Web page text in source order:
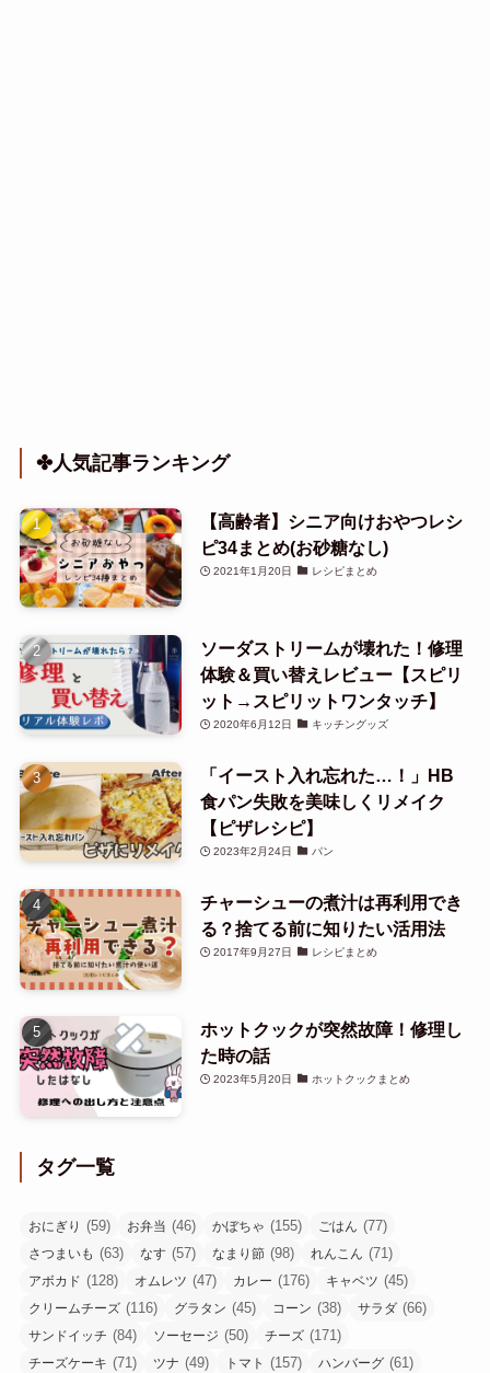
✤人気記事ランキング
【高齢者】シニア向けおやつレシ
ピ34まとめ(お砂糖なし)
2021年1月20日 レシピまとめ
ソーダストリームが壊れた！修理
体験＆買い替えレビュー【スピリ
ット→スピリットワンタッチ】
2020年6月12日 キッチングッズ
「イースト入れ忘れた…！」HB
食パン失敗を美味しくリメイク
【ピザレシピ】
2023年2月24日 パン
チャーシューの煮汁は再利用でき
る？捨てる前に知りたい活用法
2017年9月27日 レシピまとめ
ホットクックが突然故障！修理し
た時の話
2023年5月20日 ホットクックまとめ
タグ一覧
おにぎり (59) お弁当 (46) かぼちゃ (155) ごはん (77)
さつまいも (63) なす (57) なまり節 (98) れんこん (71)
アボカド (128) オムレツ (47) カレー (176) キャベツ (45)
クリームチーズ (116) グラタン (45) コーン (38) サラダ (66)
サンドイッチ (84) ソーセージ (50) チーズ (171)
チーズケーキ (71) ツナ (49) トマト (157) ハンバーグ (61)